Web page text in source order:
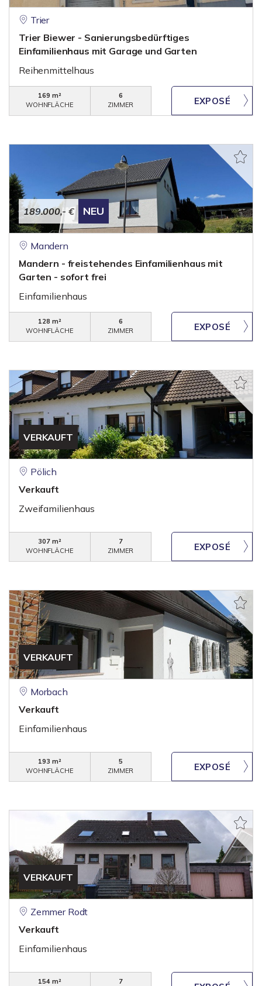
Trier
Trier Biewer - Sanierungsbedürftiges
Einfamilienhaus mit Garage und Garten
Reihenmittelhaus
169 m²
WOHNFLÄCHE
6
ZIMMER
189.000,- € NEU
Mandern
Mandern - freistehendes Einfamilienhaus mit
Garten - sofort frei
Einfamilienhaus
128 m²
WOHNFLÄCHE
6
ZIMMER
VERKAUFT
Pölich
Verkauft
Zweifamilienhaus
307 m²
WOHNFLÄCHE
7
ZIMMER
VERKAUFT
Morbach
Verkauft
Einfamilienhaus
193 m²
WOHNFLÄCHE
5
ZIMMER
VERKAUFT
Zemmer Rodt
Verkauft
Einfamilienhaus
154 m²
7